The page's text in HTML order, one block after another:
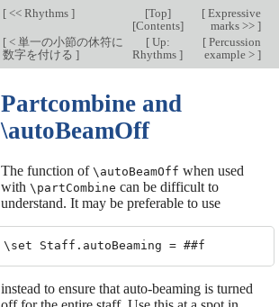
[<< Rhythms ] [Top]
[Contents]
[Expressive
marks >> ]
[< 単一の小節の休符に
数字を付ける ]
[Up:
Rhythms]
[Percussion
example > ]
Partcombine and
\autoBeamOff
The function of \autoBeamOff when used
with \partCombine can be difficult to
understand. It may be preferable to use
instead to ensure that auto-beaming is turned